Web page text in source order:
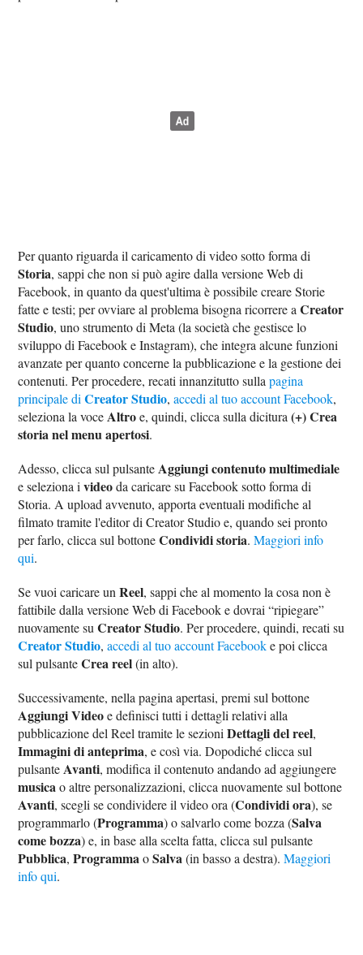
Per quanto riguarda il caricamento di video sotto forma di
Storia, sappi che non si può agire dalla versione Web di
Facebook, in quanto da quest'ultima è possibile creare Storie
fatte e testi; per ovviare al problema bisogna ricorrere aCreator
Studio, uno strumento di Meta (la società che gestisce lo
sviluppo di Facebook e Instagram), che integra alcune funzioni
avanzate per quanto concerne la pubblicazione e la gestione dei
contenuti. Per procedere, recati innanzitutto sullapagina
principale diCreator Studio,accedi al tuo account Facebook,
seleziona la voceAltroe, quindi, clicca sulla dicitura(+) Crea
storia nel menu apertosi.
Adesso, clicca sul pulsanteAggiungi contenuto multimediale
e seleziona ivideoda caricare su Facebook sotto forma di
Storia. A upload avvenuto, apporta eventuali modifiche al
filmato tramite l'editor di Creator Studio e, quando sei pronto
per farlo, clicca sul bottoneCondividi storia.Maggiori info
qui.
Se vuoi caricare unReel, sappi che al momento la cosa non è
fattibile dalla versione Web di Facebook e dovrai “ripiegare”
nuovamente suCreator Studio. Per procedere, quindi, recati su
Creator Studio,accedi al tuo account Facebooke poi clicca
sul pulsanteCrea reel(in alto).
Successivamente, nella pagina apertasi, premi sul bottone
Aggiungi Videoe definisci tutti i dettagli relativi alla
pubblicazione del Reel tramite le sezioniDettagli del reel,
Immagini di anteprima, e così via. Dopodiché clicca sul
pulsanteAvanti, modifica il contenuto andando ad aggiungere
musicao altre personalizzazioni, clicca nuovamente sul bottone
Avanti, scegli se condividere il video ora (Condividi ora), se
programmarlo (Programma) o salvarlo come bozza (Salva
come bozza) e, in base alla scelta fatta, clicca sul pulsante
Pubblica,ProgrammaoSalva(in basso a destra).Maggiori
info qui.